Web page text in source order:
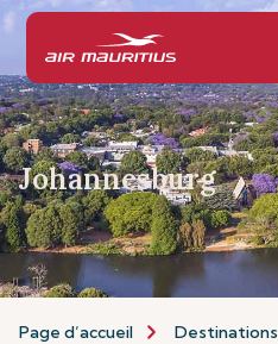
Johannesburg
Page d’accueil Destinations